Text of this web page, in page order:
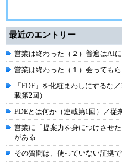
最近のエントリー
営業は終わった（２）普遍はAI
営業は終わった（１）会っても
「FDE」を化粧まわしにするな
載第2回）
FDEとは何か（連載第1回）／従
営業に「提案力を身につけさせ
がある
その質問は、使っていない証拠